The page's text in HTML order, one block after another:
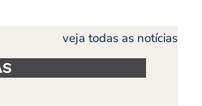
veja todas as notícias